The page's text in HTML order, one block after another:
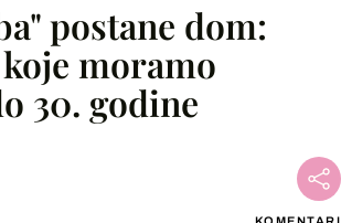
postane dom:
moramo
30. godine